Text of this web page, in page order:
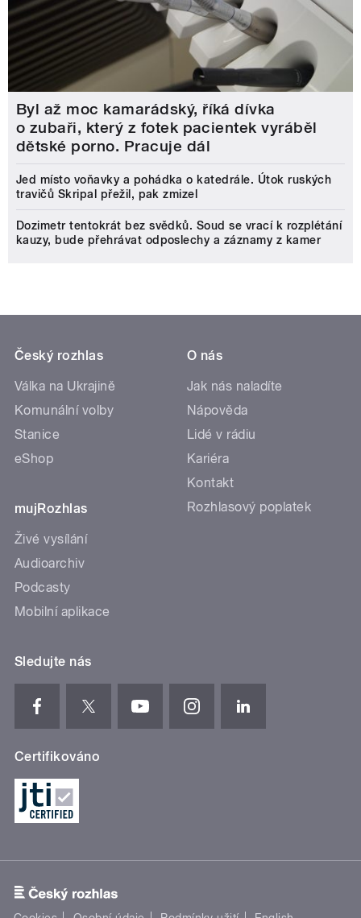
Byl až moc kamarádský, říká dívka
o zubaři, který z fotek pacientek vyráběl
dětské porno. Pracuje dál
Jed místo voňavky a pohádka o katedrále. Útok ruských
travičů Skripal přežil, pak zmizel
Dozimetr tentokrát bez svědků. Soud se vrací k rozplétání
kauzy, bude přehrávat odposlechy a záznamy z kamer
Český rozhlas
Válka na Ukrajině
Komunální volby
Stanice
eShop
mujRozhlas
Živé vysílání
Audioarchiv
Podcasty
Mobilní aplikace
O nás
Jak nás naladíte
Nápověda
Lidé v rádiu
Kariéra
Kontakt
Rozhlasový poplatek
Sledujte nás
Certifikováno